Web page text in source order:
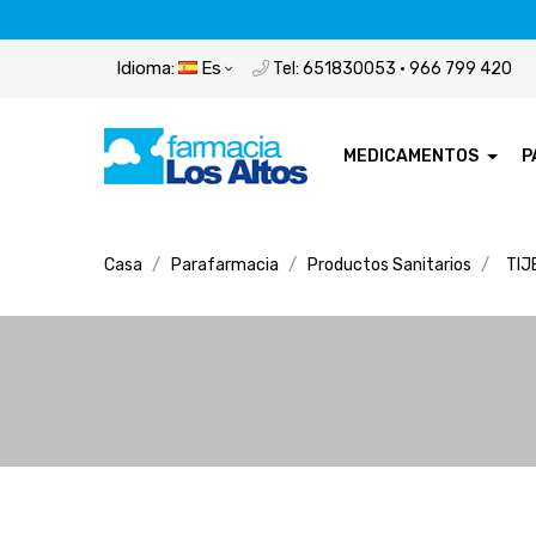
Idioma: Es Tel: 651830053 · 966 799 420
MEDICAMENTOS
Casa Parafarmacia Productos Sanitarios